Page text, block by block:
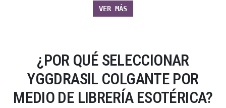
VER MÁS
¿POR QUÉ SELECCIONAR
YGGDRASIL COLGANTE POR
MEDIO DE LIBRERÍA ESOTÉRICA?